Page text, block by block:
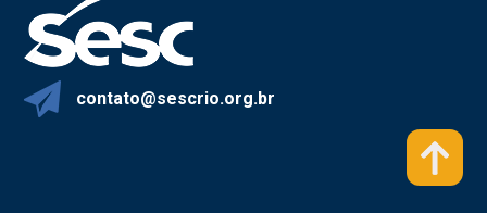
contato@sescrio.org.br